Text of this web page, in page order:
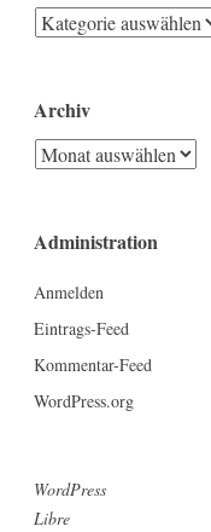
Kategorien
Archiv
Archiv
Administration
Anmelden
Eintrags-Feed
Kommentar-Feed
WordPress.org
WordPress
Libre